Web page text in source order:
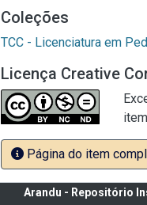
Coleções
TCC - Licenciatura em
Licença Creative
Página do item
Arandu - Repositório